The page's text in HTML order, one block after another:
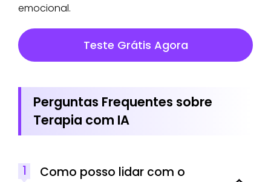
emocional.
Teste Grátis Agora
Perguntas Frequentes sobre
Terapia com IA
1
Como posso lidar com o